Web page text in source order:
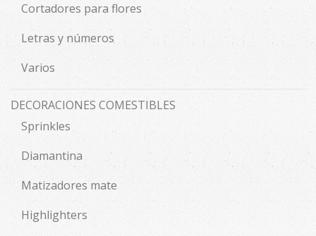
Cortadores para flores
Letras y números
Varios
DECORACIONES COMESTIBLES
Sprinkles
Diamantina
Matizadores mate
Highlighters